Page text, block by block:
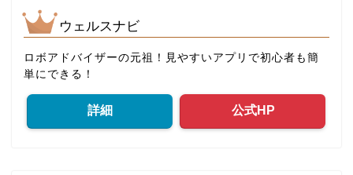
ウェルスナビ
ロボアドバイザーの元祖！見やすいアプリで初心者も簡
単にできる！
詳細 公式HP